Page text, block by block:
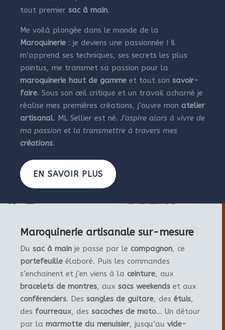
tout premier sac à main.
Me voilà plongée dans le monde de la
Maroquinerie : je deviens une passionnée ! Il
m’apprend ses techniques, ses secrets les plus
pointus, me transmet sa passion pour la
maroquinerie haut de gamme et tout son savoir-
faire. Sous son œil critique et un travail acharné je
réalise mes premières créations, j’ouvre mon atelier
artisanal. ML Sellier est né. J’aspire alors à vivre de
ma passion et la transmettre à travers mes
créations.
EN SAVOIR PLUS
Maroquinerie artisanale sur-mesure
Du sac à main je passe par le compagnon, ce
portefeuille élaboré. Puis les commandes
s’enchainent et j’en viens à la ceinture, aux
bracelets de montres, aux sacs weekends et aux
conférenciers. Des sangles de guitare, des étuis,
des fourreaux, des sacoches de moto… Un détour
par la marmotte du menuisier, jusqu’au vide-